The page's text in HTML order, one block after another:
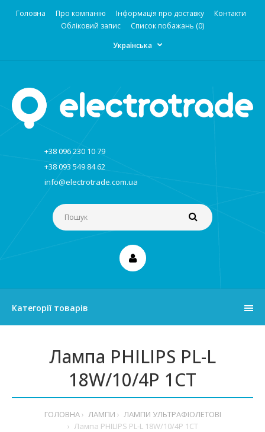
Головна Про компанію Інформація про доставку
Контакти
Обліковий запис
Список побажань (0)
Українська
+38 096 230 10 79
+38 093 549 84 62
info@electrotrade.com.ua
Категорії товарів
Лампа PHILIPS PL-L
18W/10/4P 1CT
ГОЛОВНА ЛАМПИ
ЛАМПИ УЛЬТРАФІОЛЕТОВІ
Лампа PHILIPS PL-L 18W/10/4P 1CT